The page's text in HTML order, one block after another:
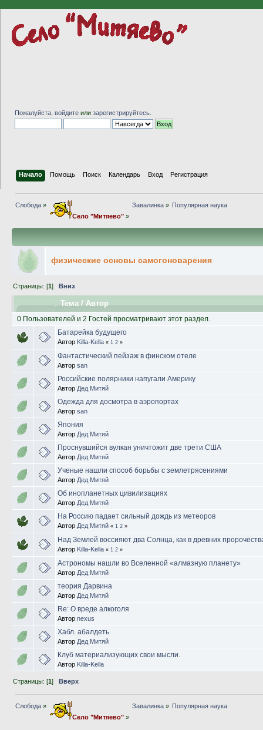
Пожалуйста, войдите или зарегистрируйтесь
Начало Помощь Поиск Календарь Вход Регистрация
Слобода »
Село "Митяево"»
Завалинка» Популярная наука
физические основы самогоноварения
Страницы: [1]Вниз
Тема / Автор
0 Пользователей и 2 Гостей просматривают этот раздел.
Батарейка будущего
Автор Killa-Kella « 1 2 »
Фантастический пейзаж в финском отеле
Автор san
Российские полярники напугали Америку
Автор Дед Митяй
Одежда для досмотра в аэропортах
Автор san
Япония
Автор Дед Митяй
Проснувшийся вулкан уничтожит две трети США
Автор Дед Митяй
Ученые нашли способ борьбы с землетрясениями
Автор Дед Митяй
Об инопланетных цивилизациях
Автор Дед Митяй
На Россию падает сильный дождь из метеоров
Автор Дед Митяй « 1 2 »
Над Землей воссияют два Солнца, как в древних
Автор Killa-Kella « 1 2 »
Астрономы нашли во Вселенной «алмазную планету»
Автор Дед Митяй
теория Дарвина
Автор Дед Митяй
Re: О вреде алкоголя
Автор nexus
Хабл. абалдеть
Автор Дед Митяй
Клуб материализующих свои мысли.
Автор Killa-Kella
Страницы: [1]Вверх
Слобода »
Село "Митяево"»
Завалинка» Популярная наука